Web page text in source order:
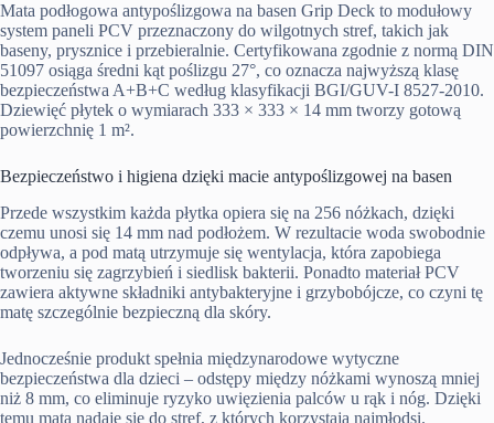
Mata podłogowa antypoślizgowa na basen Grip Deck to modułowy
system paneli PCV przeznaczony do wilgotnych stref, takich jak
baseny, prysznice i przebieralnie. Certyfikowana zgodnie z normą DIN
51097 osiąga średni kąt poślizgu 27°, co oznacza najwyższą klasę
bezpieczeństwa A+B+C według klasyfikacji BGI/GUV-I 8527-2010.
Dziewięć płytek o wymiarach 333 × 333 × 14 mm tworzy gotową
powierzchnię 1 m².
Bezpieczeństwo i higiena dzięki macie antypoślizgowej na basen
Przede wszystkim każda płytka opiera się na 256 nóżkach, dzięki
czemu unosi się 14 mm nad podłożem. W rezultacie woda swobodnie
odpływa, a pod matą utrzymuje się wentylacja, która zapobiega
tworzeniu się zagrzybień i siedlisk bakterii. Ponadto materiał PCV
zawiera aktywne składniki antybakteryjne i grzybobójcze, co czyni tę
matę szczególnie bezpieczną dla skóry.
Jednocześnie produkt spełnia międzynarodowe wytyczne
bezpieczeństwa dla dzieci – odstępy między nóżkami wynoszą mniej
niż 8 mm, co eliminuje ryzyko uwięzienia palców u rąk i nóg. Dzięki
temu mata nadaje się do stref, z których korzystają najmłodsi.